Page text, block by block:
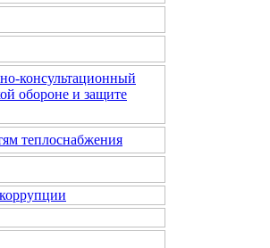
консультационный
обороне и защите
теплоснабжения